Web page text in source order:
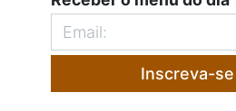
Inscreva-se